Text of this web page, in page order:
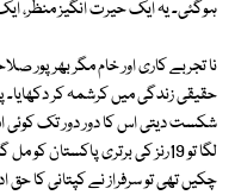
ہوگئی۔ یہ ایک حیرت انگیز منظر،
نا تجربے کاری اور خام مگر بھرپور
حقیقی زندگی میں کرشمہ کر دکھایا۔
شکست دیتی اس کا دور دور تک کوئی